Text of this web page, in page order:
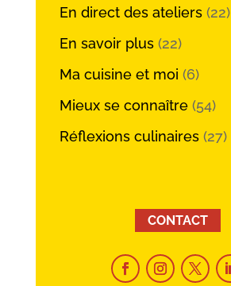
En direct des ateliers(22)
En savoir plus(22)
Ma cuisine et moi (6)
Mieux se connaître(54)
Réflexions culinaires(27)
CONTACT